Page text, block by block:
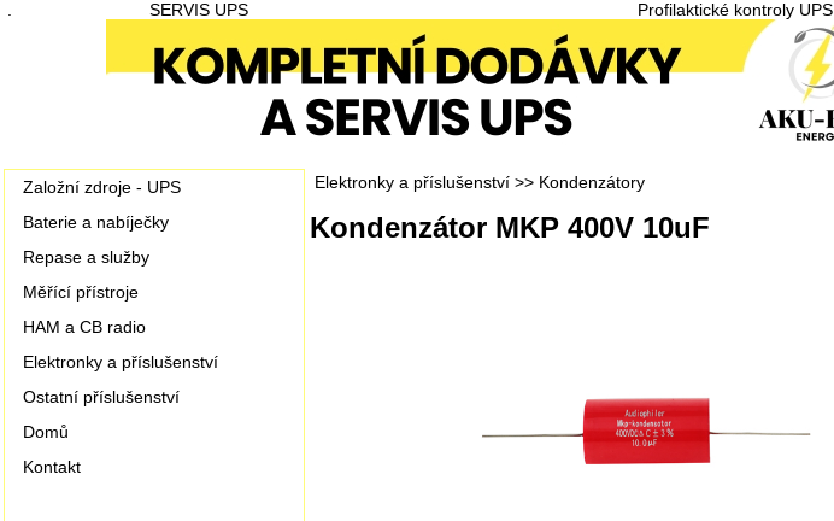
SERVIS UPS Profilaktické kontroly UPS
Založní zdroje - UPS
Baterie a nabíječky
Repase a služby
Měřící přístroje
HAM a CB radio
Elektronky a příslušenství
Ostatní příslušenství
Domů
Kontakt
Elektronky a příslušenství>> Kondenzátory
Kondenzátor MKP 400V 10uF